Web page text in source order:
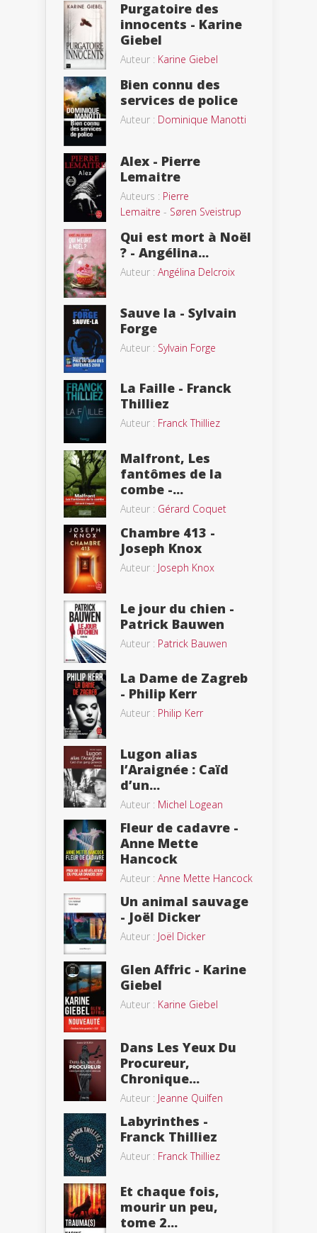
Purgatoire des
innocents - Karine
Giebel
Auteur : Karine Giebel
Bien connu des
services de police
Auteur : Dominique Manotti
Alex - Pierre
Lemaitre
Auteurs : Pierre
Lemaitre - Søren Sveistrup
Qui est mort à Noël
? - Angélina...
Auteur : Angélina Delcroix
Sauve la - Sylvain
Forge
Auteur : Sylvain Forge
La Faille - Franck
Thilliez
Auteur : Franck Thilliez
Malfront, Les
fantômes de la
combe -...
Auteur : Gérard Coquet
Chambre 413 -
Joseph Knox
Auteur : Joseph Knox
Le jour du chien -
Patrick Bauwen
Auteur : Patrick Bauwen
La Dame de Zagreb
- Philip Kerr
Auteur : Philip Kerr
Lugon alias
l’Araignée : Caïd
d’un...
Auteur : Michel Logean
Fleur de cadavre -
Anne Mette
Hancock
Auteur : Anne Mette Hancock
Un animal sauvage
- Joël Dicker
Auteur : Joël Dicker
Glen Affric - Karine
Giebel
Auteur : Karine Giebel
Dans Les Yeux Du
Procureur,
Chronique...
Auteur : Jeanne Quilfen
Labyrinthes -
Franck Thilliez
Auteur : Franck Thilliez
Et chaque fois,
mourir un peu,
tome 2...